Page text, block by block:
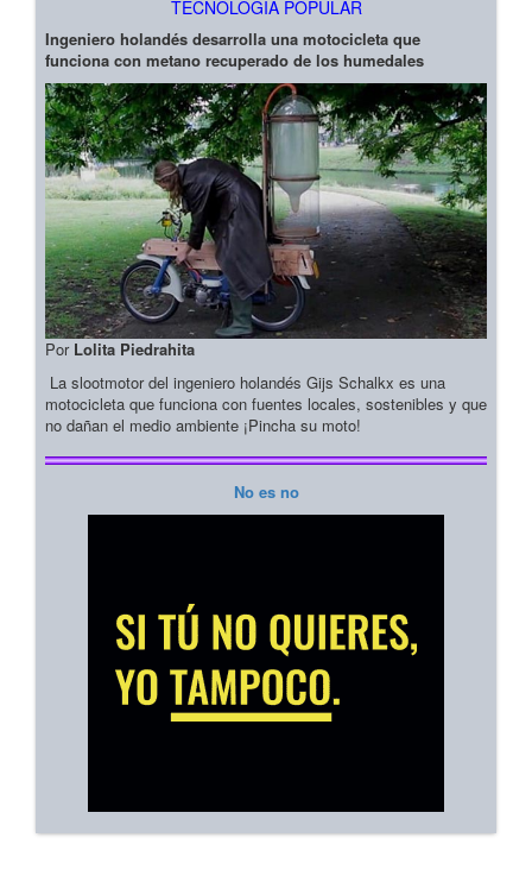
TECNOLOGIA POPULAR
Ingeniero holandés desarrolla una motocicleta que
funciona con metano recuperado de los humedales
Por Lolita Piedrahita
La slootmotor del ingeniero holandés Gijs Schalkx es una
motocicleta que funciona con fuentes locales, sostenibles y que
no dañan el medio ambiente ¡Pincha su moto!
No es no